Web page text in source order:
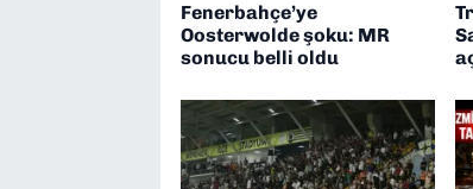
Fenerbahçe’ye
Oosterwolde şoku: MR
sonucu belli oldu